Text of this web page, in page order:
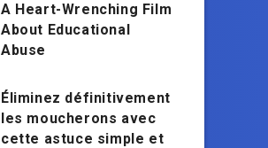
A Heart-Wrenching Film
About Educational
Abuse
Éliminez définitivement
les moucherons avec
cette astuce simple et